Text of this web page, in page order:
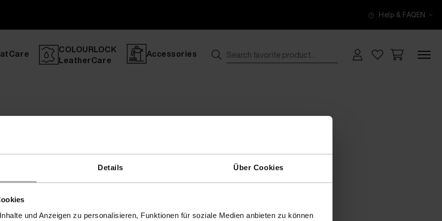
Details Über Cookies
und Anzeigen zu personalisieren, Funktionen für soziale Medien anbieten zu können
Help & FAQEN
COLOURLOCK
LeatherCare
Accessories